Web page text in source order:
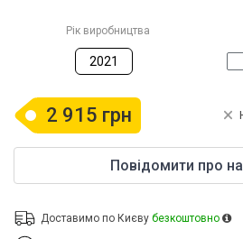
Рік виробництва
2021
2 915 грн
Повідомити про
Доставимо по Києву безкоштовно